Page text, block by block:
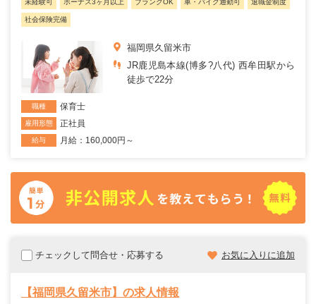
社会保険完備
福岡県久留米市
JR鹿児島本線(博多?八代) 西牟田駅から
徒歩で22分
職種 保育士
雇用形態 正社員
給与 月給：160,000円～
チェックして問合せ・応募する お気に入りに追加
【福岡県久留米市】の求人情報